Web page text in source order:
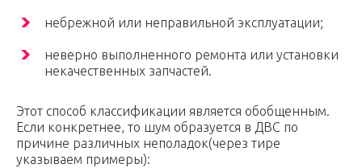
небрежной или неправильной эксплуатации;
неверно выполненного ремонта или установки
некачественных запчастей.
Этот способ классификации является обобщенным.
Если конкретнее, то шум образуется в ДВС по
причине различных неполадок(через тире
указываем примеры):